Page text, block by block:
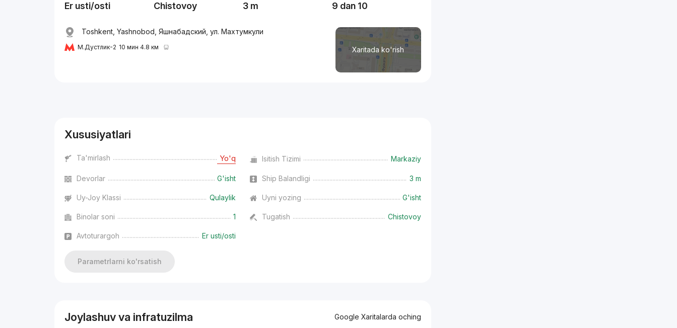
Er usti/osti Chistovoy 3 m 9 dan 10
Xaritada ko'rish
Toshkent, Yashnobod, Яшнабадский, ул. Махтумкули
М.Дустлик-2 10 мин 4.8 км
Xususiyatlari
Ta'mirlash Yo'q Isitish Tizimi Markaziy
Devorlar G'isht Ship Balandligi 3 m
Uy-Joy Klassi Qulaylik Uyni yozing G'isht
Binolar soni 1 Tugatish Chistovoy
Avtoturargoh Er usti/osti
Parametrlarni ko'rsatish
Joylashuv va infratuzilma Google Xaritalarda oching